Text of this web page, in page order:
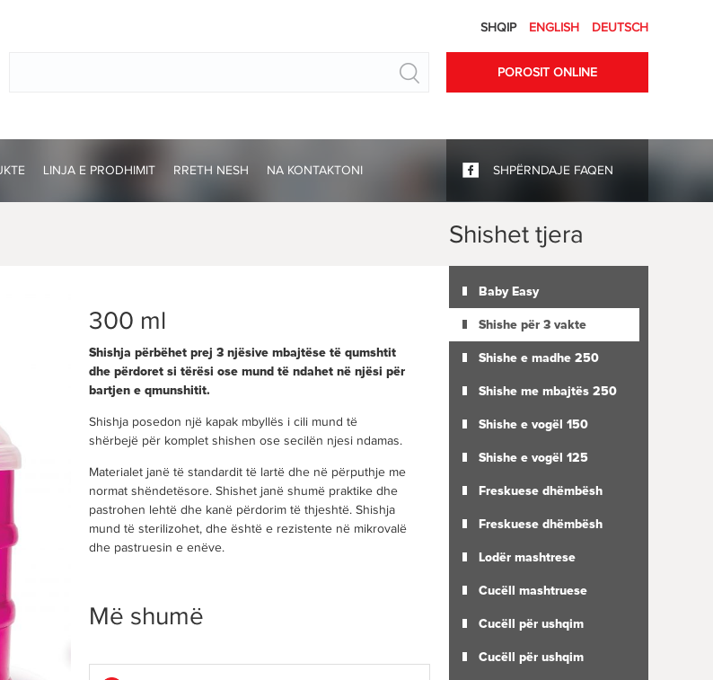
Search
SHQIP ENGLISH DEUTSCH
POROSIT ONLINE
LINJA E PRODHIMIT RRETH NESH NA KONTAKTONI SHPËRNDAJE FAQEN
300 ml
Shishja përbëhet prej 3 njësive mbajtëse të qumshtit
dhe përdoretsi tërësi ose mund të ndahet në njësi për
bartjen e qmunshitit.
Shishja posedon një kapak mbyllës i cili mund të
shërbejë për komplet shishen ose secilën njesi ndamas.
Materialet janë të standardit të lartë dhe në përputhje me
normat shëndetësore. Shishet janë shumë praktike dhe
pastrohen lehtë dhe kanë përdorim të thjeshtë. Shishja
mund të sterilizohet, dhe është e rezistente në mikrovalë
dhe pastruesin e enëve.
Më shumë
Shishet tjera
Baby Easy
Shishe për 3 vakte
Shishe e madhe 250
Shishe me mbajtës 250
Shishe e vogël 150
Shishe e vogël 125
Freskuese dhëmbësh
Freskuese dhëmbësh
Lodër mashtrese
Cucëll mashtruese
Cucëll për ushqim
Cucëll për ushqim